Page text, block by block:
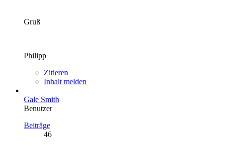
Gruß
Philipp
Zitieren
Inhalt melden
Gale Smith
Benutzer
Beiträge
46